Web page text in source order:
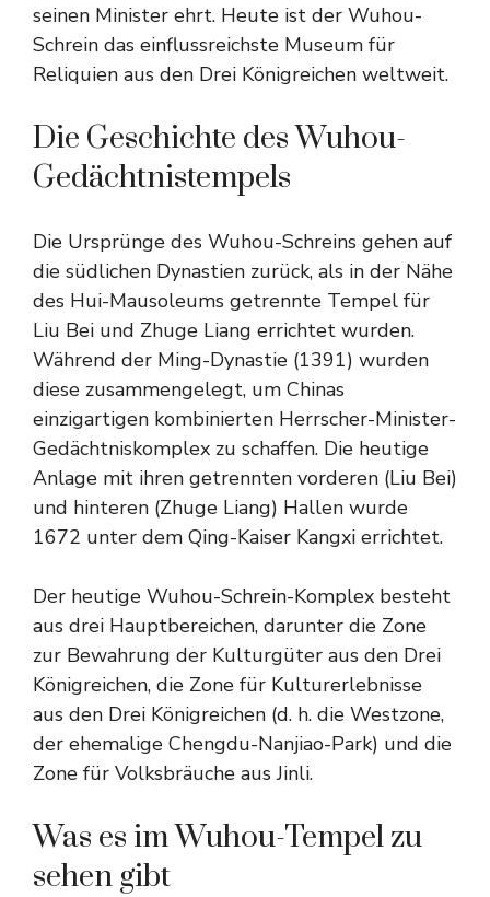
seinen Minister ehrt. Heute ist der Wuhou-
Schrein das einflussreichste Museum für
Reliquien aus den Drei Königreichen weltweit.
Die Geschichte des Wuhou-
Gedächtnistempels
Die Ursprünge des Wuhou-Schreins gehen auf
die südlichen Dynastien zurück, als in der Nähe
des Hui-Mausoleums getrennte Tempel für
Liu Bei und Zhuge Liang errichtet wurden.
Während der Ming-Dynastie (1391) wurden
diese zusammengelegt, um Chinas
einzigartigen kombinierten Herrscher-Minister-
Gedächtniskomplex zu schaffen. Die heutige
Anlage mit ihren getrennten vorderen (Liu Bei)
und hinteren (Zhuge Liang) Hallen wurde
1672 unter dem Qing-Kaiser Kangxi errichtet.
Der heutige Wuhou-Schrein-Komplex besteht
aus drei Hauptbereichen, darunter die Zone
zur Bewahrung der Kulturgüter aus den Drei
Königreichen, die Zone für Kulturerlebnisse
aus den Drei Königreichen (d. h. die Westzone,
der ehemalige Chengdu-Nanjiao-Park) und die
Zone für Volksbräuche aus Jinli.
Was es im Wuhou-Tempel zu
sehen gibt